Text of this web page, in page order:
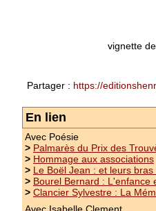
les textes de cinquante
allemand,...)
(suite)
Prix : 14.00 €
vignette
Partager : https://
En lien
Avec Poésie
> Palmarès du Prix des
> Hommage aux associations
> Le Boël Jean : et leurs
> Bourel Bernard : L'enfance
> Clancier Sylvestre : La
Avec Isabelle Clement